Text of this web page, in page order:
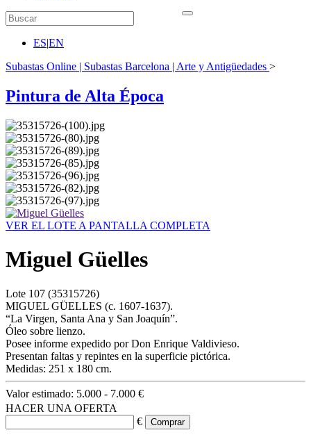
ES|EN
Subastas Online | Subastas Barcelona | Arte y Antigüedades >
Pintura de Alta Época
VER EL LOTE A PANTALLA COMPLETA
Miguel Güelles
Lote 107 (35315726)
MIGUEL GÜELLES (c. 1607-1637).
“La Virgen, Santa Ana y San Joaquín”.
Óleo sobre lienzo.
Posee informe expedido por Don Enrique Valdivieso.
Presentan faltas y repintes en la superficie pictórica.
Medidas: 251 x 180 cm.
Valor estimado: 5.000 - 7.000 €
HACER UNA OFERTA
€